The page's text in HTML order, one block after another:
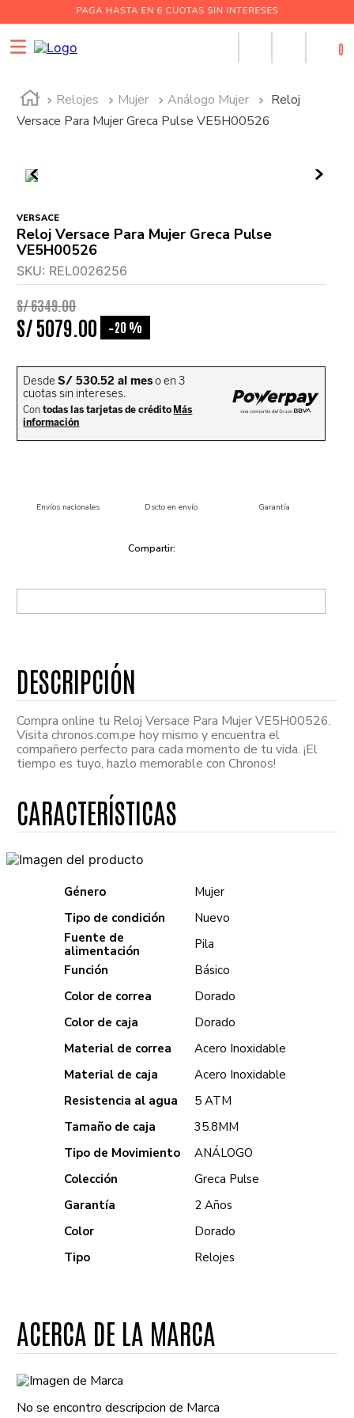
0
Relojes Mujer Análogo Mujer
Reloj
Versace Para Mujer Greca Pulse VE5H00526
VERSACE
Reloj Versace Para Mujer Greca Pulse
VE5H00526
SKU: REL0026256
S/6349.00
S/5079 00 -20 %
Envíos nacionales Dscto en envío Garantía
Compra online tu Reloj Versace Para Mujer VE5H00526.
Visita chronos.com.pe hoy mismo y encuentra el
compañero perfecto para cada momento de tu vida. ¡El
tiempo es tuyo, hazlo memorable con Chronos!
Género
Mujer
Tipo de condición
Nuevo
Fuente de
alimentación
Pila
Función
Básico
Color de correa
Dorado
Color de caja
Dorado
Material de correa
Acero Inoxidable
Material de caja
Acero Inoxidable
Resistencia al agua
5 ATM
Tamaño de caja
35.8MM
Tipo de Movimiento
ANÁLOGO
Colección
Greca Pulse
Garantía
2 Años
Color
Dorado
Tipo
Relojes
ACERCA DE LA MARCA
No se encontro descripcion de Marca